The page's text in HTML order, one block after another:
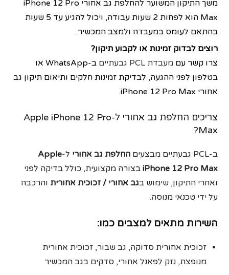
משך התיקון המשוער להחלפת גב אחורי iPhone 12 Pro
Max הוא לפחות 2 שעות עבודה, ויכול להגיע עד 5 שעות
בהתאם לעומס במעבדה ולמצב המכשיר.
רוצים לבדוק זמינות או לקבוע תיקון?
צרו קשר עםמעבדת PCL גבעתיים
ב-WhatsApp או
בטלפון לפני ההגעה, לבדיקת זמינות חלקים ותיאום תיקון גב
אחורי iPhone 12 Pro Max.
צריכים החלפת גב אחורי ל-Apple iPhone 12 Pro
Max?
ב-PCL גבעתיים מבצעים החלפת גב אחורי ל-Apple
iPhone 12 Pro Max בצורה מקצועית, כולל בדיקה לפני
ואחרי התיקון, שימוש בגב אחורי / זכוכית אחורית והרכבה
על ידי טכנאי מנוסה.
השירות מתאים למצבים כמו:
זכוכית אחורית סדוקה, גב שבור, זכוכית אחורית
מנופצת, נזק לפאנל אחורי, סדקים בגב המכשיר